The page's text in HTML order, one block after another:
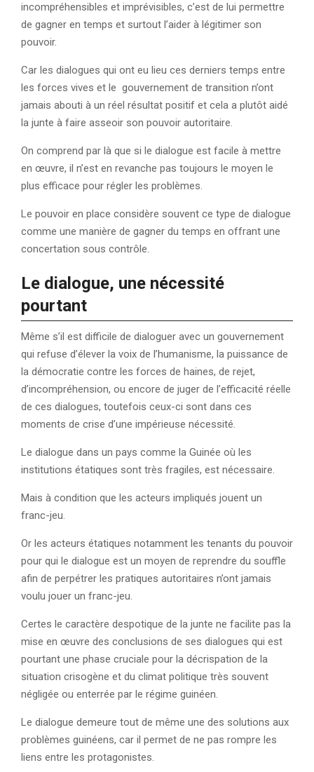
incompréhensibles et imprévisibles, c’est de lui permettre
de gagner en temps et surtout l’aider à légitimer son
pouvoir.
Car les dialogues qui ont eu lieu ces derniers temps entre
les forces vives et le gouvernement de transition n’ont
jamais abouti à un réel résultat positif et cela a plutôt aidé
la junte à faire asseoir son pouvoir autoritaire.
On comprend par là que si le dialogue est facile à mettre
en œuvre, il n’est en revanche pas toujours le moyen le
plus efficace pour régler les problèmes.
Le pouvoir en place considère souvent ce type de dialogue
comme une manière de gagner du temps en offrant une
concertation sous contrôle.
Le dialogue, une nécessité
pourtant
Même s’il est difficile de dialoguer avec un gouvernement
qui refuse d’élever la voix de l’humanisme, la puissance de
la démocratie contre les forces de haines, de rejet,
d’incompréhension, ou encore de juger de l’efficacité réelle
de ces dialogues, toutefois ceux-ci sont dans ces
moments de crise d’une impérieuse nécessité.
Le dialogue dans un pays comme la Guinée où les
institutions étatiques sont très fragiles, est nécessaire.
Mais à condition que les acteurs impliqués jouent un
franc-jeu.
Or les acteurs étatiques notamment les tenants du pouvoir
pour qui le dialogue est un moyen de reprendre du souffle
afin de perpétrer les pratiques autoritaires n’ont jamais
voulu jouer un franc-jeu.
Certes le caractère despotique de la junte ne facilite pas la
mise en œuvre des conclusions de ses dialogues qui est
pourtant une phase cruciale pour la décrispation de la
situation crisogène et du climat politique très souvent
négligée ou enterrée par le régime guinéen.
Le dialogue demeure tout de même une des solutions aux
problèmes guinéens, car il permet de ne pas rompre les
liens entre les protagonistes.